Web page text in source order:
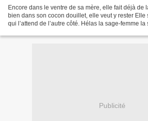
Encore dans le ventre de sa mère, elle fait déjà de
bien dans son cocon douillet, elle veut y rester Elle
qui l’attend de l’autre côté. Hélas la sage-femme
Publicité